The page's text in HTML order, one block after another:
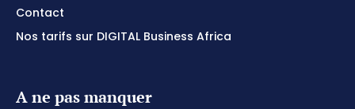
Contact
Nos tarifs sur DIGITAL Business Africa
A ne pas manquer